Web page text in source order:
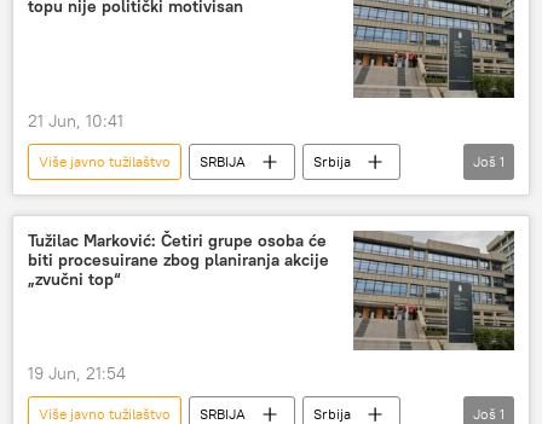
topu nije politički motivisan
21 Jun, 10:41
Više javno tužilaštvo SRBIJA
Srbija
Srbija – politika
Još 1
Tužilac Marković: Četiri grupe osoba će
biti procesuirane zbog planiranja akcije
„zvučni top“
19 Jun, 21:54
Više javno tužilaštvo SRBIJA
Srbija
Još 1